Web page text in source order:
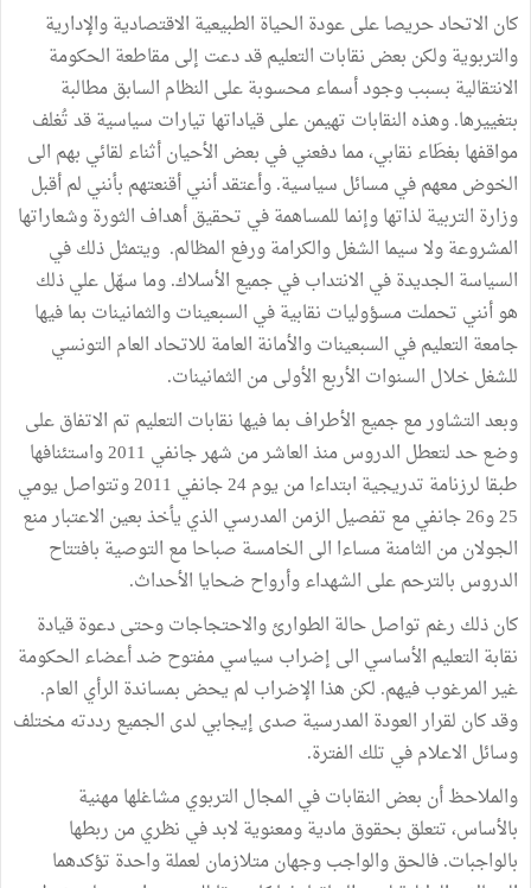
كان الاتحاد حريصا على عودة الحياة الطبيعية الاقتصادية والإدارية
والتربوية ولكن بعض نقابات التعليم قد دعت إلى مقاطعة الحكومة
الانتقالية بسبب وجود أسماء محسوبة على النظام السابق مطالبة
بتغييرها. وهذه النقابات تهيمن على قياداتها تيارات سياسية قد تُغلف
مواقفها بغطَاء نقابي، مما دفعني في بعض الأحيان أثناء لقائي بهم الى
الخوض معهم في مسائل سياسية. وأعتقد أنني أقنعتهم بأنني لم أقبل
وزارة التربية لذاتها وإنما للمساهمة في تحقيق أهداف الثورة وشعاراتها
المشروعة ولا سيما الشغل والكرامة ورفع المظالم. ويتمثل ذلك في
السياسة الجديدة في الانتداب في جميع الأسلاك. وما سهّل علي ذلك
هو أنني تحملت مسؤوليات نقابية في السبعينات والثمانينات بما فيها
جامعة التعليم في السبعينات والأمانة العامة للاتحاد العام التونسي
للشغل خلال السنوات الأربع الأولى من الثمانينات.
وبعد التشاور مع جميع الأطراف بما فيها نقابات التعليم تم الاتفاق على
وضع حد لتعطل الدروس منذ العاشر من شهر جانفي 2011 واستئنافها
طبقا لرزنامة تدريجية ابتداءا من يوم 24 جانفي 2011 وتتواصل يومي
25 و26 جانفي مع تفصيل الزمن المدرسي الذي يأخذ بعين الاعتبار منع
الجولان من الثامنة مساءا الى الخامسة صباحا مع التوصية بافتتاح
الدروس بالترحم على الشهداء وأرواح ضحايا الأحداث.
كان ذلك رغم تواصل حالة الطوارئ والاحتجاجات وحتى دعوة قيادة
نقابة التعليم الأساسي الى إضراب سياسي مفتوح ضد أعضاء الحكومة
غير المرغوب فيهم. لكن هذا الإضراب لم يحض بمساندة الرأي العام.
وقد كان لقرار العودة المدرسية صدى إيجابي لدى الجميع رددته مختلف
وسائل الاعلام في تلك الفترة.
والملاحظ أن بعض النقابات في المجال التربوي مشاغلها مهنية
بالأساس، تتعلق بحقوق مادية ومعنوية لابد في نظري من ربطها
بالواجبات. فالحق والواجب وجهان متلازمان لعملة واحدة تؤكدهما